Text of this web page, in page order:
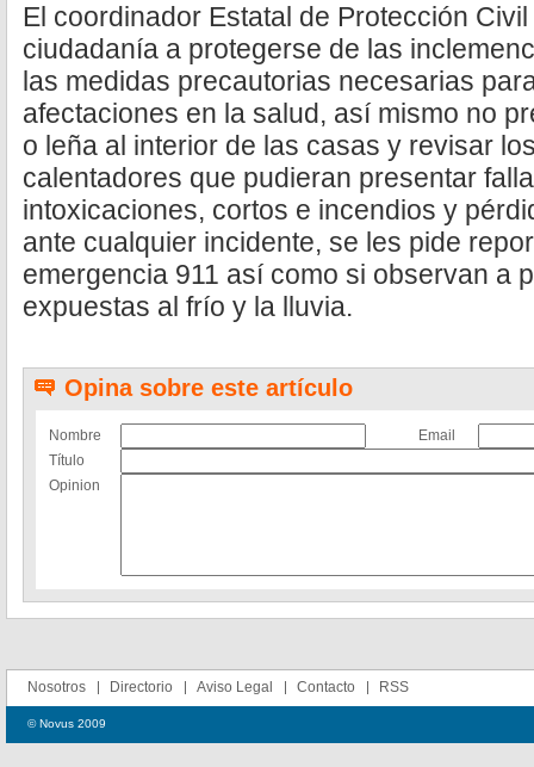
El coordinador Estatal de Protección
ciudadanía a protegerse de las
las medidas precautorias necesarias
afectaciones en la salud, así mismo no
o leña al interior de las casas y revisar
calentadores que pudieran presentar
intoxicaciones, cortos e incendios y
ante cualquier incidente, se les pide
emergencia 911 así como si observan a
expuestas al frío y la lluvia.
Opina sobre este artículo
Nombre
Email
Título
Opinion
Nosotros Directorio Aviso Legal Contacto RSS
© Novus 2009